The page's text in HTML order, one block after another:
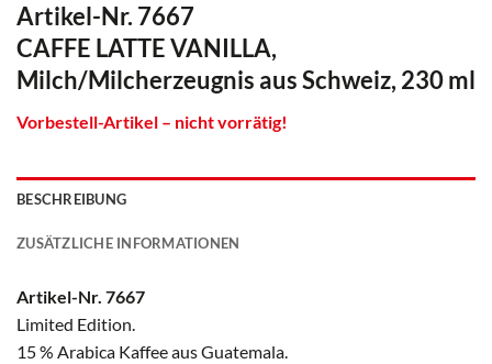
Artikel-Nr. 7667
CAFFE LATTE VANILLA,
Milch/Milcherzeugnis aus Schweiz, 230 ml
Vorbestell-Artikel – nicht vorrätig!
BESCHREIBUNG
ZUSÄTZLICHE INFORMATIONEN
Artikel-Nr. 7667
Limited Edition.
15 % Arabica Kaffee aus Guatemala.